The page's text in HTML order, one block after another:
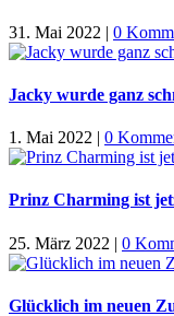
31. Mai 2022 | 0
Jacky wurde ganz
1. Mai 2022 | 0
Prinz Charming ist
25. März 2022 | 0
Glücklich im neuen